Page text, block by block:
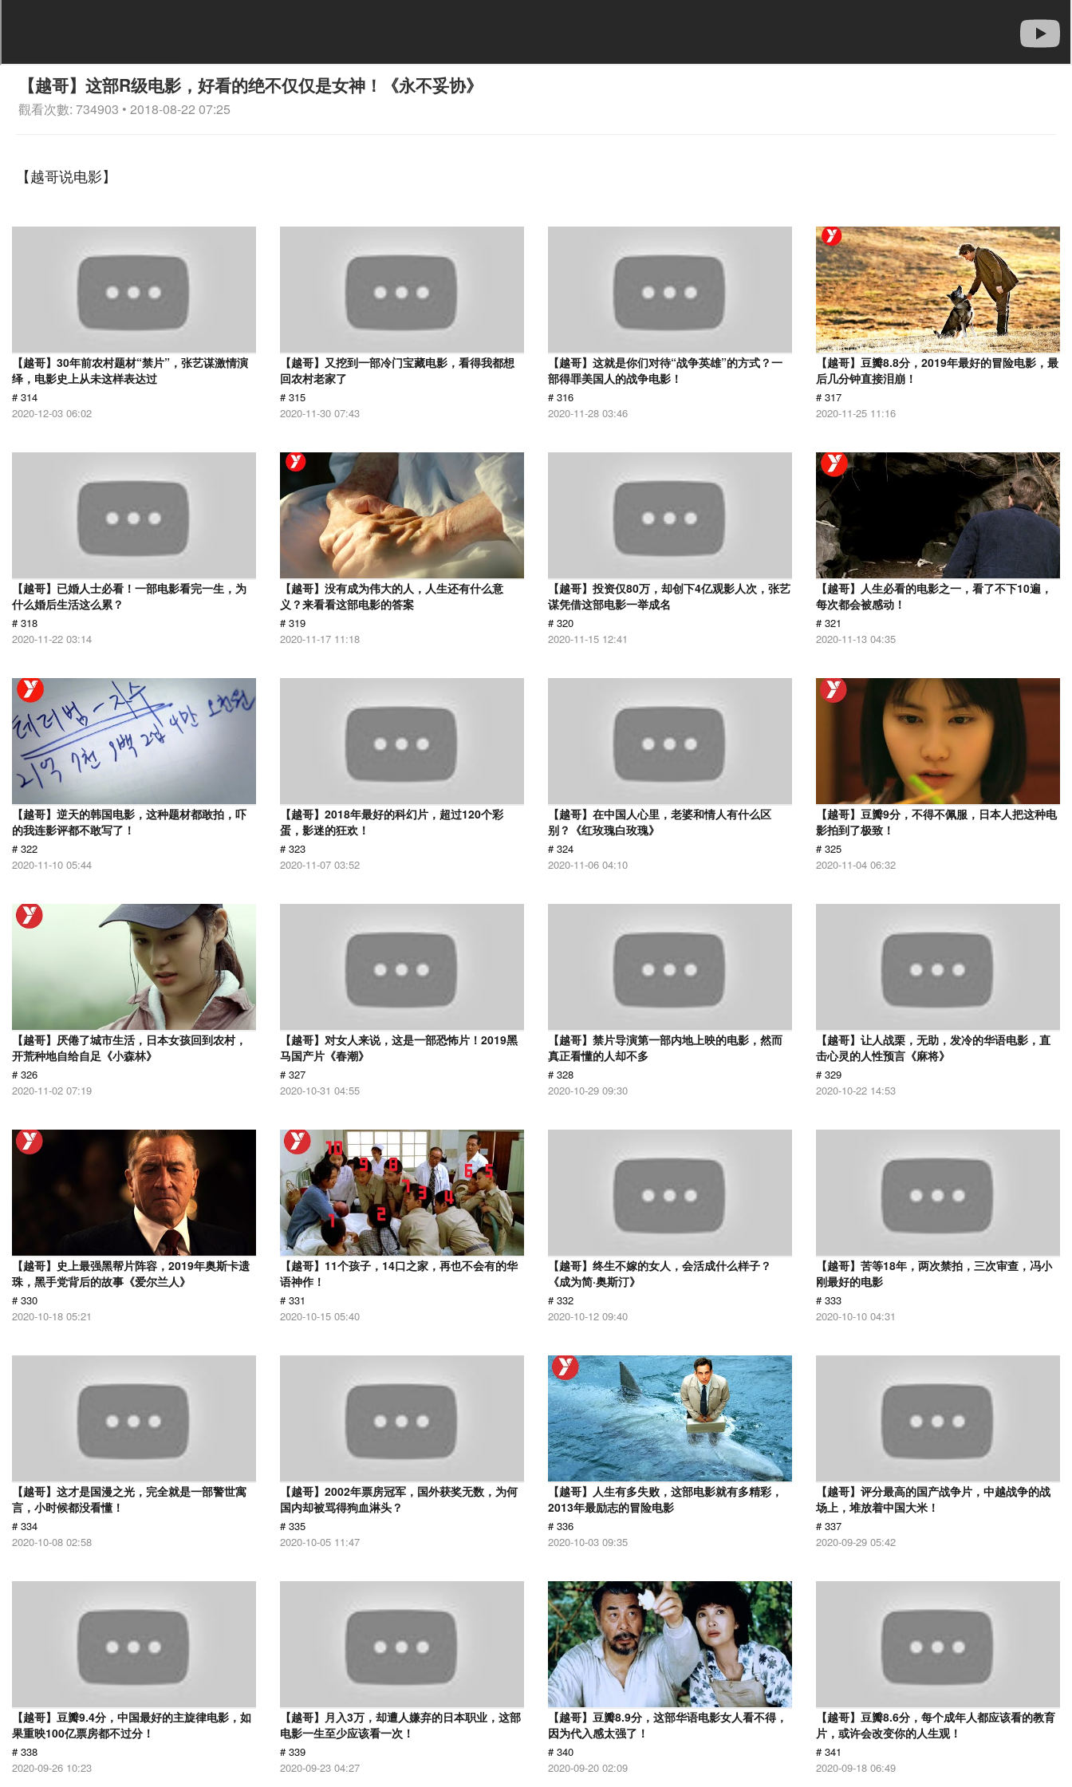
【越哥】这部R级电影，好看的绝不仅仅是女神！《永不妥协》
觀看次數: 734903 • 2018-08-22 07:25
【越哥说电影】
【越哥】30年前农村题材“禁片”，张艺谋激情演
绎，电影史上从未这样表达过
# 314
2020-12-03 06:02
【越哥】又挖到一部冷门宝藏电影，看得我都想
回农村老家了
# 315
2020-11-30 07:43
【越哥】这就是你们对待“战争英雄”的方式？一
部得罪美国人的战争电影！
# 316
2020-11-28 03:46
【越哥】豆瓣8.8分，2019年最好的冒险电影，最
后几分钟直接泪崩！
# 317
2020-11-25 11:16
【越哥】已婚人士必看！一部电影看完一生，为
什么婚后生活这么累？
# 318
2020-11-22 03:14
【越哥】没有成为伟大的人，人生还有什么意
义？来看看这部电影的答案
# 319
2020-11-17 11:18
【越哥】投资仅80万，却创下4亿观影人次，张艺
谋凭借这部电影一举成名
# 320
2020-11-15 12:41
【越哥】人生必看的电影之一，看了不下10遍，
每次都会被感动！
# 321
2020-11-13 04:35
【越哥】逆天的韩国电影，这种题材都敢拍，吓
的我连影评都不敢写了！
# 322
2020-11-10 05:44
【越哥】2018年最好的科幻片，超过120个彩
蛋，影迷的狂欢！
# 323
2020-11-07 03:52
【越哥】在中国人心里，老婆和情人有什么区
别？《红玫瑰白玫瑰》
# 324
2020-11-06 04:10
【越哥】豆瓣9分，不得不佩服，日本人把这种电
影拍到了极致！
# 325
2020-11-04 06:32
【越哥】厌倦了城市生活，日本女孩回到农村，
开荒种地自给自足《小森林》
# 326
2020-11-02 07:19
【越哥】对女人来说，这是一部恐怖片！2019黑
马国产片《春潮》
# 327
2020-10-31 04:55
【越哥】禁片导演第一部内地上映的电影，然而
真正看懂的人却不多
# 328
2020-10-29 09:30
【越哥】让人战栗，无助，发冷的华语电影，直
击心灵的人性预言《麻将》
# 329
2020-10-22 14:53
【越哥】史上最强黑帮片阵容，2019年奥斯卡遗
珠，黑手党背后的故事《爱尔兰人》
# 330
2020-10-18 05:21
【越哥】11个孩子，14口之家，再也不会有的华
语神作！
# 331
2020-10-15 05:40
【越哥】终生不嫁的女人，会活成什么样子？
《成为简·奥斯汀》
# 332
2020-10-12 09:40
【越哥】苦等18年，两次禁拍，三次审查，冯小
刚最好的电影
# 333
2020-10-10 04:31
【越哥】这才是国漫之光，完全就是一部警世寓
言，小时候都没看懂！
# 334
2020-10-08 02:58
【越哥】2002年票房冠军，国外获奖无数，为何
国内却被骂得狗血淋头？
# 335
2020-10-05 11:47
【越哥】人生有多失败，这部电影就有多精彩，
2013年最励志的冒险电影
# 336
2020-10-03 09:35
【越哥】评分最高的国产战争片，中越战争的战
场上，堆放着中国大米！
# 337
2020-09-29 05:42
【越哥】豆瓣9.4分，中国最好的主旋律电影，如
果重映100亿票房都不过分！
# 338
2020-09-26 10:23
【越哥】月入3万，却遭人嫌弃的日本职业，这部
电影一生至少应该看一次！
# 339
2020-09-23 04:27
【越哥】豆瓣8.9分，这部华语电影女人看不得，
因为代入感太强了！
# 340
2020-09-20 02:09
【越哥】豆瓣8.6分，每个成年人都应该看的教育
片，或许会改变你的人生观！
# 341
2020-09-18 06:49